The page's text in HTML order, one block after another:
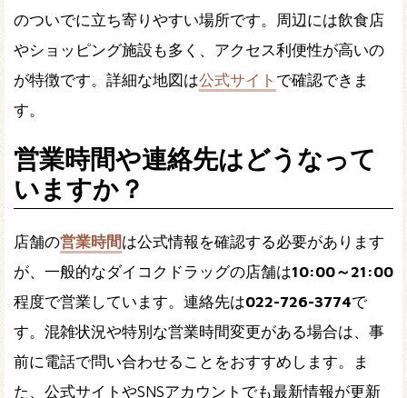
のついでに立ち寄りやすい場所です。周辺には飲食店
やショッピング施設も多く、アクセス利便性が高いの
が特徴です。詳細な地図は公式サイト で確認できま
す。
営業時間や連絡先はどうなって
いますか？
店舗の営業時間は公式情報を確認する必要があります
が、一般的なダイコクドラッグの店舗は10:00～21:00
程度で営業しています。連絡先は022-726-3774で
す。混雑状況や特別な営業時間変更がある場合は、事
前に電話で問い合わせることをおすすめします。ま
た、公式サイトやSNSアカウントでも最新情報が更新